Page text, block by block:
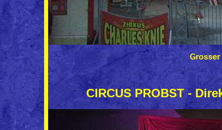
Grosser
CIRCUS PROBST -